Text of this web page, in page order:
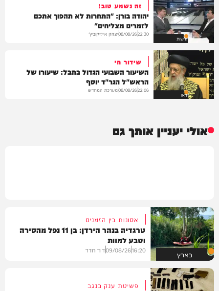
חדשות
זה נשמע טוב!
יהודה בורן: "התחרות לא תהפוך אתכם
לזמרים מצליחים"
22:30
08/08/26יצחק אייזיקוביץ'
וידאו
שידור חי
השיעור השבועי הגדול בתבל: שיעורו של
הראש"ל הגר"ד יוסף
22:06
08/08/26מערכת המחדש
אולי יעניין אותך גם
בארץ
אסונות בין הזמנים
טרגדיה בנהר הירדן: בן 11 נפל מהסירה
וטבע למוות
16:20
09/08/26דוד חדד
פשיטת ענק בנגב